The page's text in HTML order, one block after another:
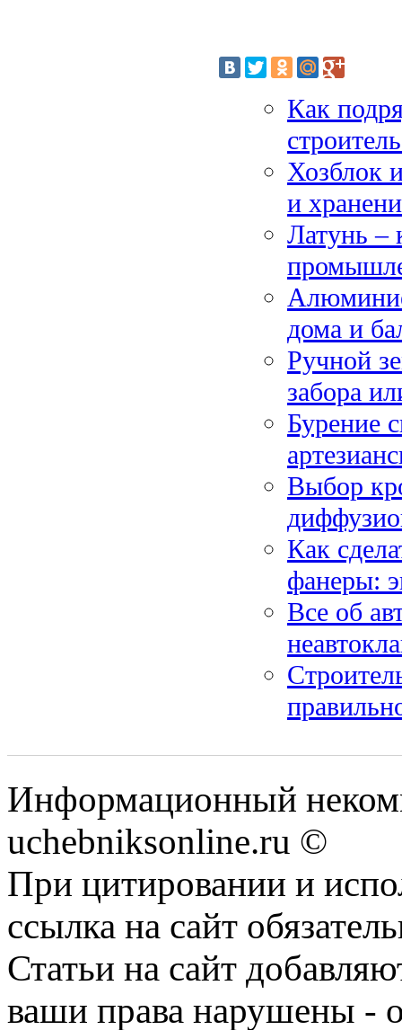
Как
Хозблок
и
Латунь –
дома и
Ручной
забора
Бурение
Выбор
Как
фанеры:
Все об
Информационный
uchebniksonline.ru ©
При цитировании и
ссылка на сайт
Статьи на сайт
ваши права нарушены -